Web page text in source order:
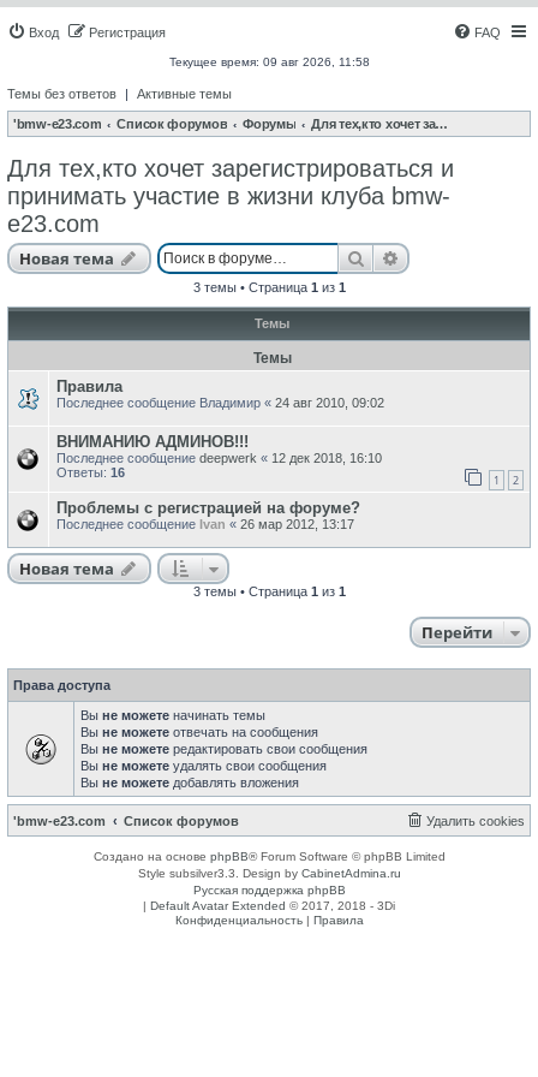
Вход Регистрация FAQ
Текущее время: 09 авг 2026, 11:58
Темы без ответов | Активные темы
'bmw-e23.com Список форумов Форумы Для тех,кто хочет зарегистрироваться и принимать участие в жизни клуба bmw-e23.com
Для тех,кто хочет зарегистрироваться и
принимать участие в жизни клуба bmw-
e23.com
Новая тема ПоискРасширенный
3 темы • Страница 1 из 1
Темы
Темы
Правила
Последнее сообщение Владимир « 24 авг 2010, 09:02
ВНИМАНИЮ АДМИНОВ!!!
Последнее сообщение deepwerk « 12 дек 2018, 16:10
Ответы: 16 1 2
Проблемы с регистрацией на форуме?
Последнее сообщение Ivan « 26 мар 2012, 13:17
Новая тема
3 темы • Страница 1 из 1
Перейти
Права доступа
Вы не можете начинать темы
Вы не можете отвечать на сообщения
Вы не можете редактировать свои сообщения
Вы не можете удалять свои сообщения
Вы не можете добавлять вложения
'bmw-e23.com Список форумов Удалить cookies
Создано на основе phpBB® Forum Software © phpBB Limited
Style subsilver3.3. Design by CabinetAdmina.ru
Русская поддержка phpBB
| Default Avatar Extended © 2017, 2018 - 3Di
Конфиденциальность| Правила